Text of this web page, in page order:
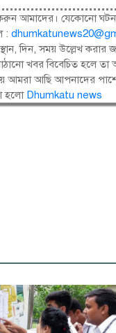
করুন আমাদের। যেকোনো
:
দিন, সময় উল্লেখ
খবর বিবেচিত হলে তা
আমরা আছি আপনাদের
হলো Dhumkatu news